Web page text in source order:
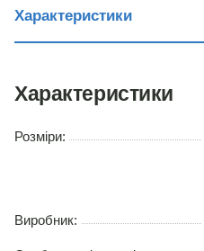
Характеристики
Характеристики
Розміри:
Виробник: